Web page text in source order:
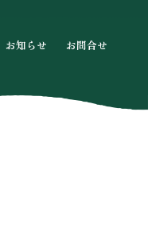
お知らせ
お問合せ